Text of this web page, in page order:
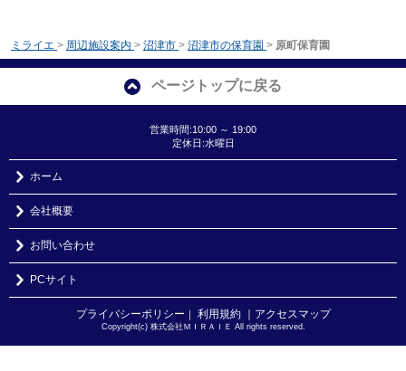
ミライエ > 周辺施設案内 > 沼津市 > 沼津市の保育園 > 原町保育園
ページトップに戻る
営業時間:10:00 ～ 19:00
定休日:水曜日
ホーム
会社概要
お問い合わせ
PCサイト
プライバシーポリシー ｜ 利用規約 ｜アクセスマップ
Copyright(c) 株式会社ＭＩＲＡＩＥ All rights reserved.